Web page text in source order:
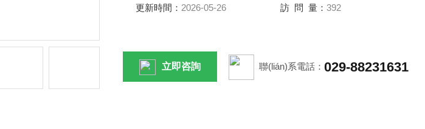
更新時間： 2026-05-26 訪 問 量： 392
立即咨詢 聯(lián)系電話：029-88231631